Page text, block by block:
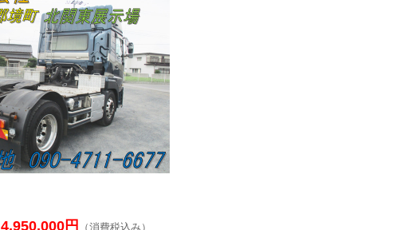
4,950,000円 （消費税込み）